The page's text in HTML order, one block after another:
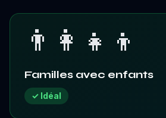
👨‍👩‍👧‍👦
Familles avec enfants
✓ Idéal